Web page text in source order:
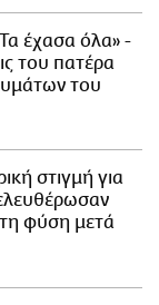
έχασα όλα» -
του πατέρα
του
στιγμή για
φύση μετά